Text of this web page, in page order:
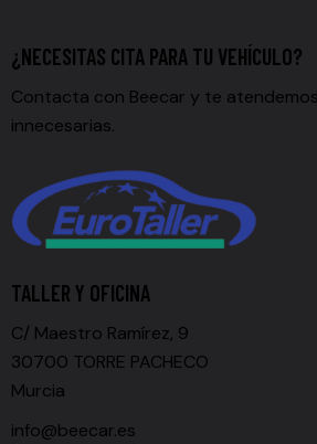
¿NECESITAS CITA PARA TU VEHÍCULO?
Contacta con Beecar y te
innecesarias.
TALLER Y OFICINA
C/ Maestro Ramírez, 9
30700 TORRE PACHECO
Murcia
info@beecar.es